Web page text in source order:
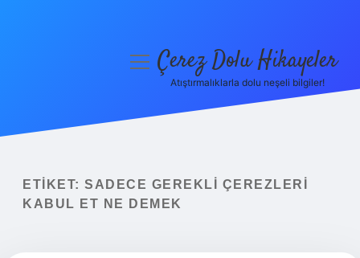
Yasal Uyarı
menüyüÇerez Dolu Hikayeler
Atıştırmalıklarla dolu neşeli bilgiler!
ETIKET: SADECE GEREKLI ÇEREZLERI
KABUL ET NE DEMEK